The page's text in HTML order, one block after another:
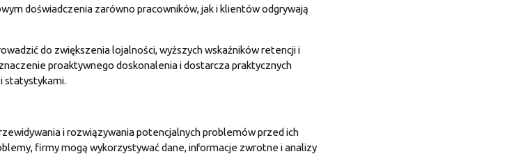
doświadczenia zarówno pracowników, jak i klientów odgrywają
do zwiększenia lojalności, wyższych wskaźników retencji i
proaktywnego doskonalenia i dostarcza praktycznych
statystykami.
i rozwiązywania potencjalnych problemów przed ich
firmy mogą wykorzystywać dane, informacje zwrotne i analizy